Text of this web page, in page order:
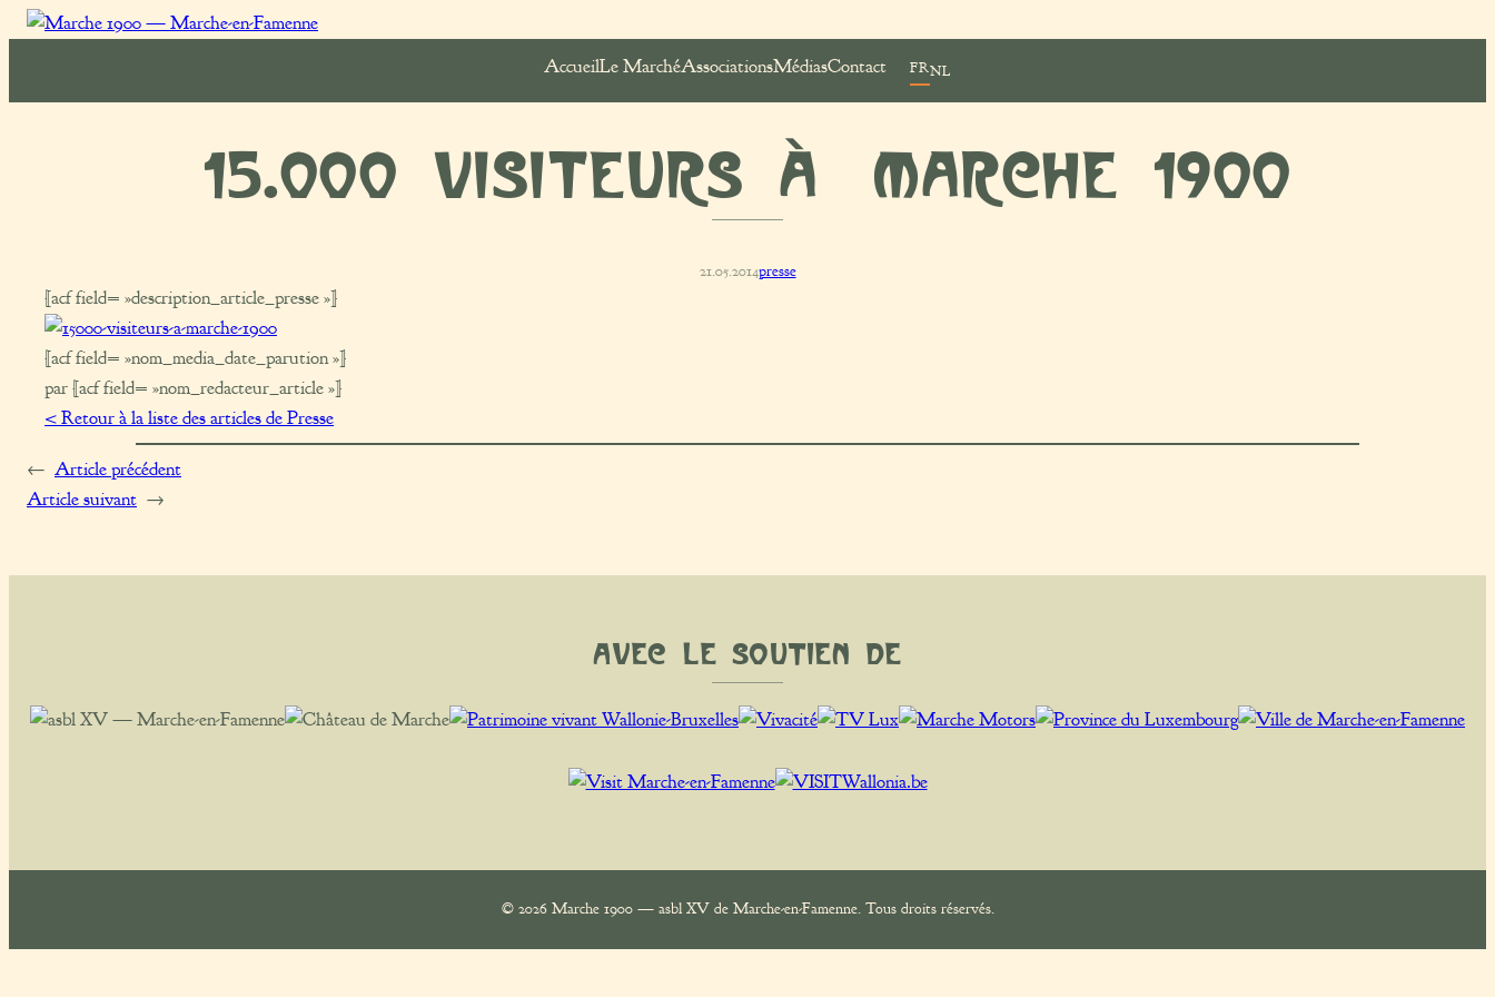
AccueilLe MarchéAssociationsMédiasContact FRNL
15.000 visiteurs à Marche 1900
21.05.2014presse
[acf field= »description_article_presse »]
[acf field= »nom_media_date_parution »]
par [acf field= »nom_redacteur_article »]
< Retour à la liste des articles de Presse
← Article précédent
Article suivant →
Avec le soutien de
© 2026 Marche 1900 — asbl XV de Marche-en-Famenne. Tous droits réservés.